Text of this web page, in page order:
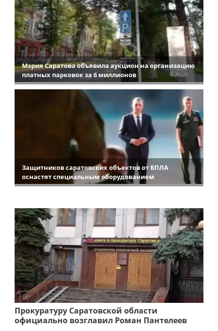
Мэрия Саратова объявила аукцион на организацию
платных парковок за 6 миллионов
Защитников саратовских объектов от БПЛА
оснастят специальным оборудованием
Прокуратуру Саратовской области
официально возглавил Роман Пантелеев